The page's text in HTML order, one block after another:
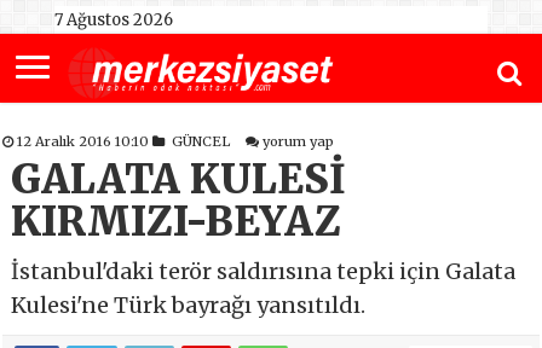
7 Ağustos 2026
12 Aralık 2016 10:10 GÜNCEL yorum yap
GALATA KULESİ
KIRMIZI-BEYAZ
İstanbul'daki terör saldırısına tepki için Galata
Kulesi'ne Türk bayrağı yansıtıldı.